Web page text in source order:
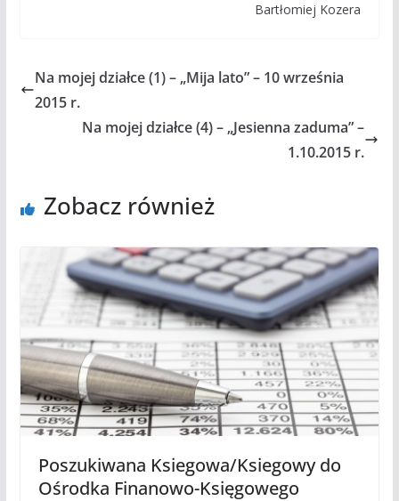
Bartłomiej Kozera
Na mojej działce (1) – „Mija lato” – 10 września
2015 r.
Na mojej działce (4) – „Jesienna zaduma” –
1.10.2015 r.
Zobacz również
Poszukiwana Ksiegowa/Ksiegowy do
Ośrodka Finanowo-Księgowego